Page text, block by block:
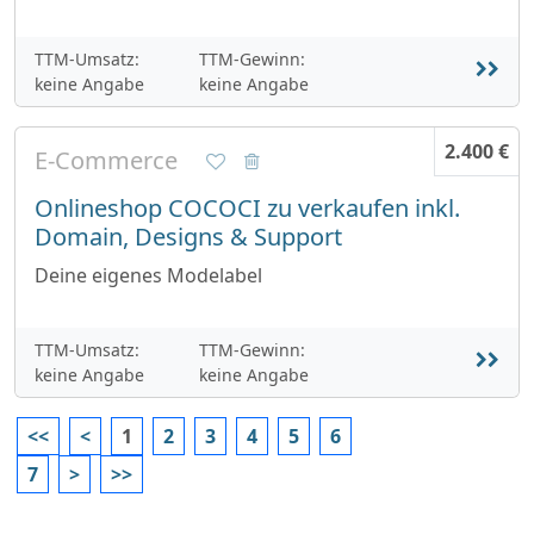
TTM-Umsatz:
keine Angabe
TTM-Gewinn:
keine Angabe
2.400 €
E-Commerce
Onlineshop COCOCI zu verkaufen inkl.
Domain, Designs & Support
Deine eigenes Modelabel
TTM-Umsatz:
keine Angabe
TTM-Gewinn:
keine Angabe
<< < 1 2 3 4 5
6
7
> >>